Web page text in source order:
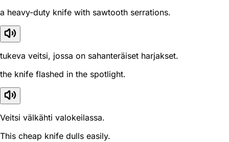
a heavy-duty knife with sawtooth serrations.
tukeva veitsi, jossa on sahanteräiset harjakset.
the knife flashed in the spotlight.
Veitsi välkähti valokeilassa.
This cheap knife dulls easily.